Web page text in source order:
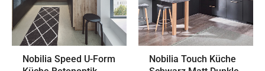
Nobilia Speed U-Form
Nobilia Touch Küche